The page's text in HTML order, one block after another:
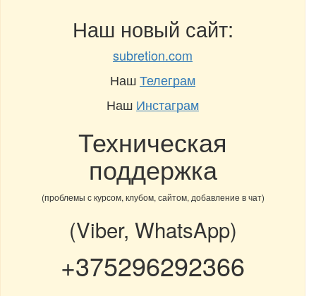
Наш новый сайт:
subretion.com
НашТелеграм
Наш Инстаграм
Техническая
поддержка
(проблемы с курсом, клубом, сайтом, добавление в чат)
(Viber, WhatsApp)
+375296292366